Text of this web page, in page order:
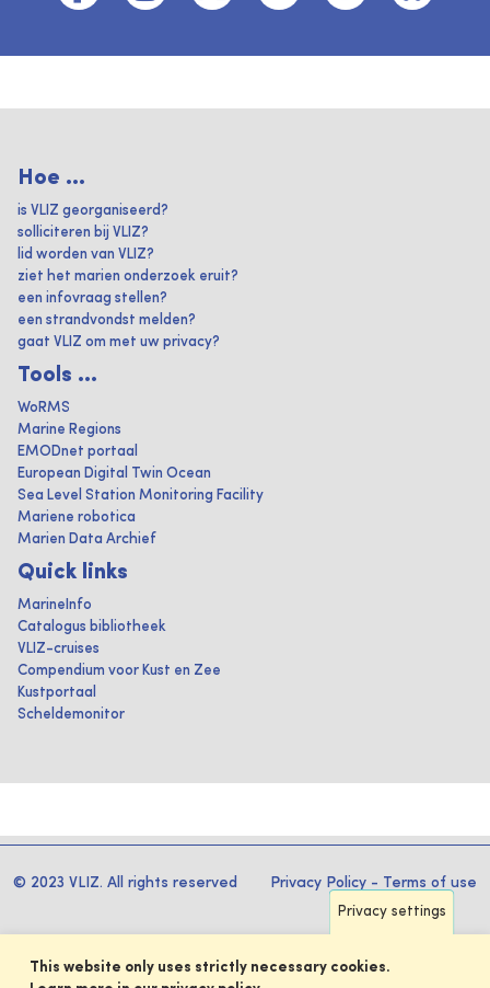
Hoe ...
is VLIZ georganiseerd?
solliciteren bij VLIZ?
lid worden van VLIZ?
ziet het marien onderzoek eruit?
een infovraag stellen?
een strandvondst melden?
gaat VLIZ om met uw privacy?
Tools ...
WoRMS
Marine Regions
EMODnet portaal
European Digital Twin Ocean
Sea Level Station Monitoring Facility
Mariene robotica
Marien Data Archief
Quick links
MarineInfo
Catalogus bibliotheek
VLIZ-cruises
Compendium voor Kust en Zee
Kustportaal
Scheldemonitor
© 2023 VLIZ. All rights reserved Privacy Policy - Terms of use
Privacy settings
This website only uses strictly necessary cookies.